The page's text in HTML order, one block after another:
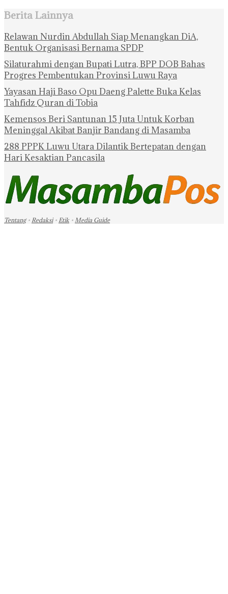
Berita Lainnya
Relawan Nurdin Abdullah Siap Menangkan DiA,
Bentuk Organisasi Bernama SPDP
Silaturahmi dengan Bupati Lutra, BPP DOB Bahas
Progres Pembentukan Provinsi Luwu Raya
Yayasan Haji Baso Opu Daeng Palette Buka Kelas
Tahfidz Quran di Tobia
Kemensos Beri Santunan 15 Juta Untuk Korban
Meninggal Akibat Banjir Bandang di Masamba
288 PPPK Luwu Utara Dilantik Bertepatan dengan
Hari Kesaktian Pancasila
Tentang• Redaksi• Etik• Media Guide